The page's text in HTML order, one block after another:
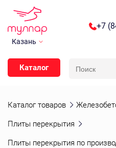
Казань
+7
Каталог
Каталог товаров
Плиты перекрытия
Плиты перекрытия по